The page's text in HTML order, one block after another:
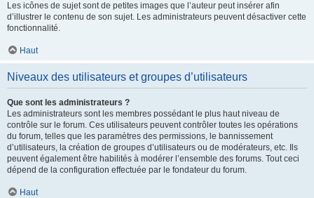
Les icônes de sujet sont de petites images que l’auteur peut insérer afin
d’illustrer le contenu de son sujet. Les administrateurs peuvent désactiver cette
fonctionnalité.
Haut
Niveaux des utilisateurs et groupes d’utilisateurs
Que sont les administrateurs ?
Les administrateurs sont les membres possédant le plus haut niveau de
contrôle sur le forum. Ces utilisateurs peuvent contrôler toutes les opérations
du forum, telles que les paramètres des permissions, le bannissement
d’utilisateurs, la création de groupes d’utilisateurs ou de modérateurs, etc. Ils
peuvent également être habilités à modérer l’ensemble des forums. Tout ceci
dépend de la configuration effectuée par le fondateur du forum.
Haut